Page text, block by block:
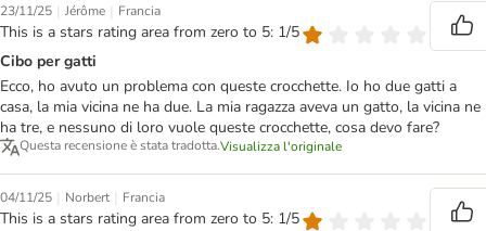
23/11/25 | Jérôme | Francia
This is a stars rating area from zero to 5: 1/5
Cibo per gatti
Ecco, ho avuto un problema con queste crocchette. Io ho due gatti a
casa, la mia vicina ne ha due. La mia ragazza aveva un gatto, la vicina ne
ha tre, e nessuno di loro vuole queste crocchette, cosa devo fare?
Questa recensione è stata tradotta.Visualizza l'originale
04/11/25 | Norbert | Francia
This is a stars rating area from zero to 5: 1/5